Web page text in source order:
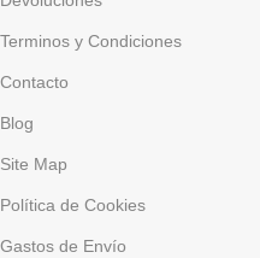
Terminos y Condiciones
Contacto
Blog
Site Map
Política de Cookies
Gastos de Envío